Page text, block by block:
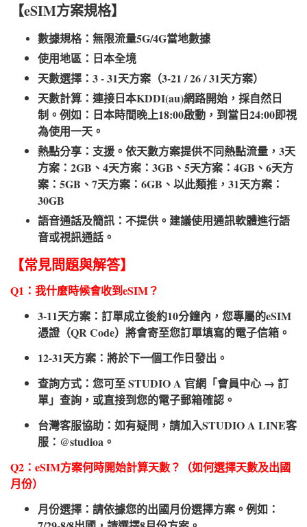
【eSIM方案規格】
數據規格：無限流量5G/4G當地數據
使用地區：日本全境
天數選擇：3 - 31天方案（3-21 / 26 / 31天方案）
天數計算：連接日本KDDI(au)網路開始，採自然日
制。例如：日本時間晚上18:00啟動，到當日24:00即視
為使用一天。
熱點分享：支援。依天數方案提供不同熱點流量，3天
方案：2GB、4天方案：3GB、5天方案：4GB、6天方
案：5GB、7天方案：6GB、以此類推，31天方案：
30GB
語音通話及簡訊：不提供。建議使用通訊軟體進行語
音或視訊通話。
【常見問題與解答】
Q1：我什麼時候會收到eSIM？
3-11天方案：訂單成立後約10分鐘內，您專屬的eSIM
憑證（QR Code）將會寄至您訂單填寫的電子信箱。
12-31天方案：將於下一個工作日發出。
查詢方式：您可至 STUDIO A 官網「會員中心 → 訂
單」查詢，或直接到您的電子郵箱確認。
台灣客服協助：如有疑問，請加入STUDIO A LINE客
服：@studioa。
Q2：eSIM方案何時開始計算天數？（如何選擇天數及出國
月份）​
月份選擇：請依據您的出國月份選擇方案。例如：